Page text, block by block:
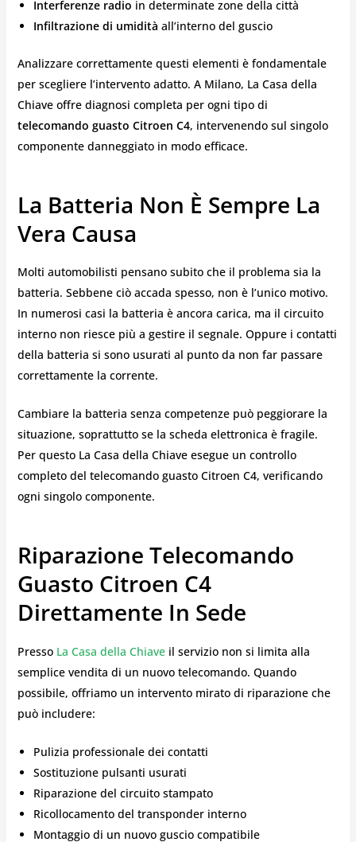
Interferenze radio in determinate zone della città
Infiltrazione di umidità all’interno del guscio
Analizzare correttamente questi elementi è fondamentale
per scegliere l’intervento adatto. A Milano, La Casa della
Chiave offre diagnosi completa per ogni tipo di
telecomando guasto Citroen C4, intervenendo sul singolo
componente danneggiato in modo efficace.
La Batteria Non È Sempre La
Vera Causa
Molti automobilisti pensano subito che il problema sia la
batteria. Sebbene ciò accada spesso, non è l’unico motivo.
In numerosi casi la batteria è ancora carica, ma il circuito
interno non riesce più a gestire il segnale. Oppure i contatti
della batteria si sono usurati al punto da non far passare
correttamente la corrente.
Cambiare la batteria senza competenze può peggiorare la
situazione, soprattutto se la scheda elettronica è fragile.
Per questo La Casa della Chiave esegue un controllo
completo del telecomando guasto Citroen C4, verificando
ogni singolo componente.
Riparazione Telecomando
Guasto Citroen C4
Direttamente In Sede
Presso La Casa della Chiave il servizio non si limita alla
semplice vendita di un nuovo telecomando. Quando
possibile, offriamo un intervento mirato di riparazione che
può includere:
Pulizia professionale dei contatti
Sostituzione pulsanti usurati
Riparazione del circuito stampato
Ricollocamento del transponder interno
Montaggio di un nuovo guscio compatibile